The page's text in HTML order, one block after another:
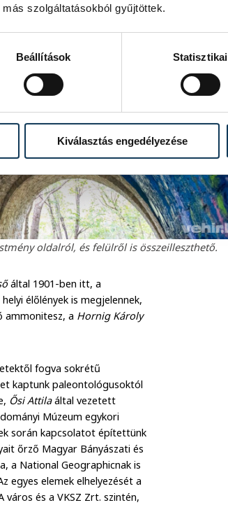
szolgáltatásokból gyűjtöttek.
Beállítások Statisztikai
Kiválasztás engedélyezése
oldalról, és felülről is összeilleszthető.
által 1901-ben itt, a
élőlények is megjelennek,
ammonitesz, a Hornig Károly
fogva sokrétű
kaptunk paleontológusoktól
Ősi Attilaáltal vezetett
Múzeum egykori
során kapcsolatot építettünk
őrző Magyar Bányászati és
a National Geographicnak is
egyes elemek elhelyezését a
város és a VKSZ Zrt. szintén,